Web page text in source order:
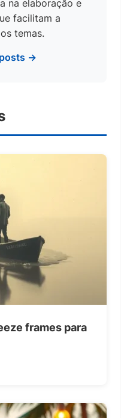
na elaboração e
facilitam a
temas.
→
frames para